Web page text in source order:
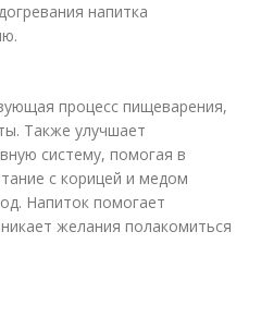
напитка
процесс пищеварения,
Также улучшает
систему, помогая в
с корицей и медом
Напиток помогает
желания полакомиться